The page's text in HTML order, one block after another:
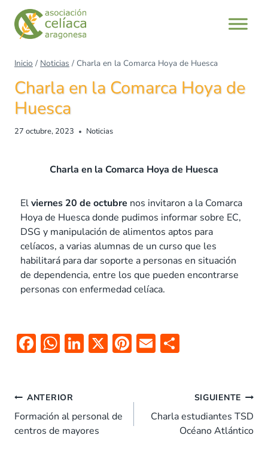
Inicio / Noticias / Charla en la Comarca Hoya de Huesca
Charla en la Comarca Hoya de
Huesca
27 octubre, 2023 Noticias
Charla en la Comarca Hoya de Huesca
Elviernes 20 de octubre nos invitaron a la Comarca
Hoya de Huesca donde pudimos informar sobre EC,
DSG y manipulación de alimentos aptos para
celíacos, a varias alumnas de un curso que les
habilitará para dar soporte a personas en situación
de dependencia, entre los que pueden encontrarse
personas con enfermedad celíaca.
F
b
o
o
W
s
A
p
Li
dI
n
X Pi
es
t
E
ar
tir
ANTERIOR
Formación al personal de
centros de mayores
SIGUIENTE
Charla estudiantes TSD
Océano Atlántico